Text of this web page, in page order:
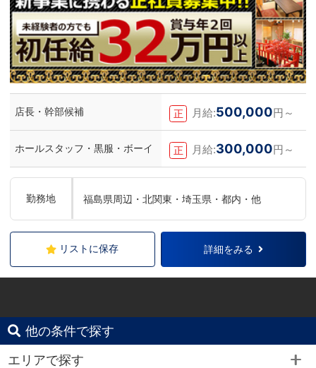
店長・幹部候補 正 月給:500,000円～
ホールスタッフ・黒服・ボーイ 正 月給:300,000円～
勤務地 福島県周辺・北関東・埼玉県・都内・他
リストに保存 詳細をみる
他の条件で探す
エリアで探す